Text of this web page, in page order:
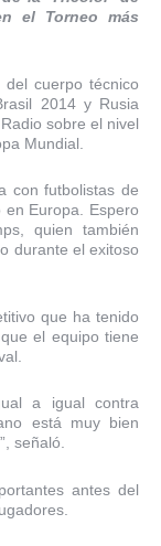
el Torneo más
cuerpo técnico
2014 y Rusia
sobre el nivel
Mundial.
con futbolistas de
Europa. Espero
quien también
durante el exitoso
que ha tenido
el equipo tiene
a igual contra
está muy bien
señaló.
antes del